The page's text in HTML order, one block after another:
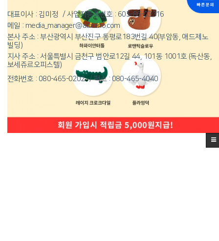
대표이사 : 김미정 사업자등록번호 : 605-86-03316
메일 : media_manager@adxeno.com
본사 주소 : 부산광역시 부산진구 동평로183번길 40(부암동, 애드제노
빌딩)
지사 주소 : 서울특별시 금천구 범안로12길 44, 101동 1001호 (독산동,
보세쥬르오피스텔)
전화번호 : 080-465-0202
팩스 : 080-465-4040